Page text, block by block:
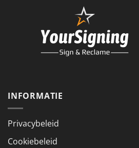
INFORMATIE
Privacybeleid
Cookiebeleid